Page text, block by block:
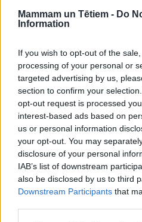
Mammam un Tētiem - Do
Information
If you wish to opt-out of the
processing of your personal or
targeted advertising by us,
section to confirm your
opt-out request is processed
interest-based ads based on
us or personal information
your opt-out. You may
disclosure of your personal
IAB’s list of downstream
also be disclosed by us to third
Downstream Participants that
ikdienas ritmā var izraisīt
raudāšanu. Tāpēc
ēdienreizes, atpūtas brīžus
Ļoti svarīgas ir arī
rotaļlieta, spilvens vai
justies droši pat svešā
nomierina bērnu vairāk
Iekārtojoties naktsmītnē,
drošība, jo balkoni, kāpnes
kaut kas jauns bērnam un